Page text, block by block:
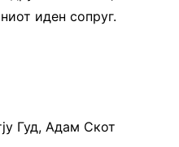
иден сопруг.
Гуд, Адам Скот